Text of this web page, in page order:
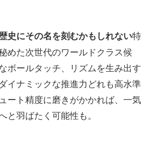
史にその名を刻むかもしれない特
めた次世代のワールドクラス候
ボールタッチ、リズムを生み出す
イナミックな推進力どれも高水準
ート精度に磨きがかかれば、一気
と羽ばたく可能性も。